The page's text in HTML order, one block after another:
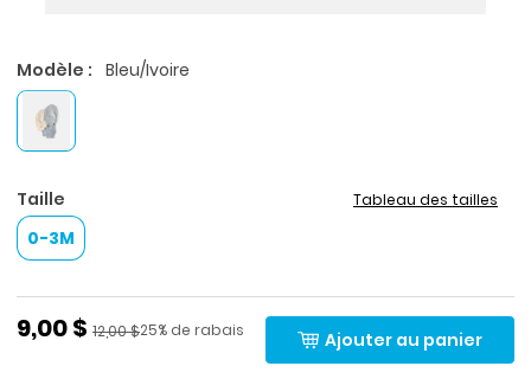
Modèle : Bleu/Ivoire
Taille Tableau des tailles
0-3M
Prix de solde
9,00 $ Pourcentage de rabais
25% de rabais
Prix ​​de détail suggéré par le fabricant
12,00 $ Ajouter au panier